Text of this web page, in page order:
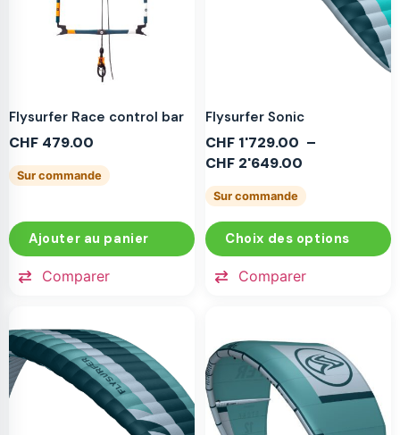
Flysurfer Race control bar
CHF 479.00
Sur commande
Ajouter au panier
Comparer
Flysurfer Sonic
CHF 1'729.00 –
CHF 2'649.00
Sur commande
Choix des options
Comparer